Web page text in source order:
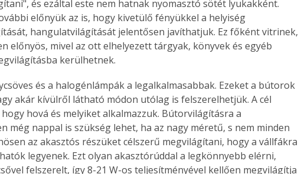
és ezáltal este nem hatnak nyomasztó sötét lyukakként.
előnyük az is, hogy kivetülő fényükkel a helyiség
hangulatvilágítását jelentősen javíthatjuk. Ez főként vitrinek,
előnyös, mivel az ott elhelyezett tárgyak, könyvek és egyéb
kerülhetnek.
és a halogénlámpák a legalkalmasabbak. Ezeket a bútorok
akár kívülről látható módon utólag is felszerelhetjük. A cél
hová és melyiket alkalmazzuk. Bútorvilágításra a
még nappal is szükség lehet, ha az nagy méretű, s nem minden
az akasztós részüket célszerű megvilágítani, hogy a vállfákra
legyenek. Ezt olyan akasztórúddal a legkönnyebb elérni,
felszerelt, így 8-21 W-os teljesítményével kellően megvilágítja